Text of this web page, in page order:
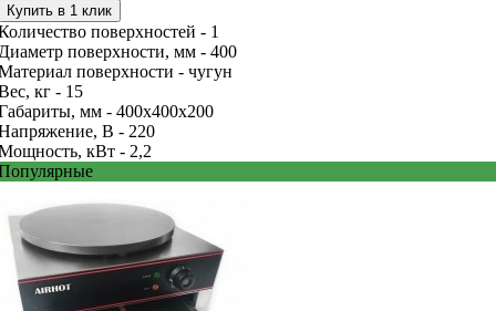
Купить в 1 клик
поверхностей - 1
поверхности, мм - 400
поверхности - чугун
кг - 15
мм - 400x400x200
В - 220
кВт - 2,2